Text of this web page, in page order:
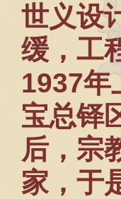
世义设
缓，工
1937年
宝总铎
后，宗
家，于